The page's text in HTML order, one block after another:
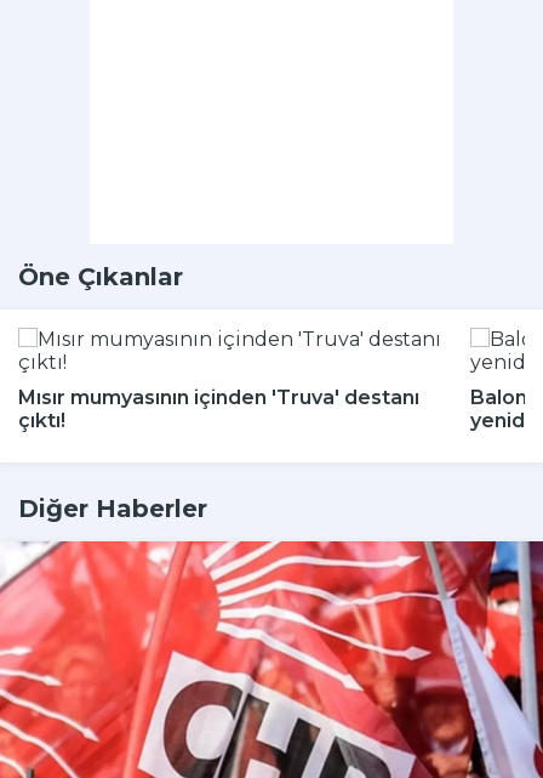
Öne Çıkanlar
Mısır mumyasının içinden 'Truva' destanı
çıktı!
Balon
Diğer Haberler